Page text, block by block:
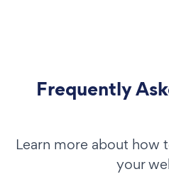
Frequently
Learn more about how
your